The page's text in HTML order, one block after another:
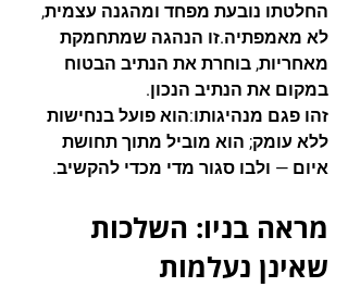
החלטתו נובעת מפחד ומהגנה עצמית,
לא מאמפתיה.זו הנהגה שמתחמקת
מאחריות, בוחרת את הנתיב הבטוח
במקום את הנתיב הנכון.
זהו פגם מנהיגותו:הוא פועל בנחישות
ללא עומק; הוא מוביל מתוך תחושת
איום — ולבו סגור מדי מכדי להקשיב.
מראה בניו: השלכות
שאינן נעלמות